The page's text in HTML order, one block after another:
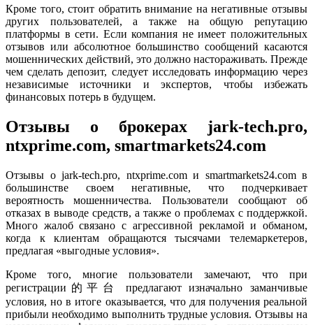
Кроме того, стоит обратить внимание на негативные отзывы
других пользователей, а также на общую репутацию
платформы в сети. Если компания не имеет положительных
отзывов или абсолютное большинство сообщений касаются
мошеннических действий, это должно настораживать. Прежде
чем сделать депозит, следует исследовать информацию через
независимые источники и экспертов, чтобы избежать
финансовых потерь в будущем.
Отзывы о брокерах jark-tech.pro,
ntxprime.com, smartmarkets24.com
Отзывы о jark-tech.pro, ntxprime.com и smartmarkets24.com в
большинстве своем негативные, что подчеркивает
вероятность мошенничества. Пользователи сообщают об
отказах в выводе средств, а также о проблемах с поддержкой.
Много жалоб связано с агрессивной рекламой и обманом,
когда к клиентам обращаются тысячами телемаркетеров,
предлагая «выгодные условия».
Кроме того, многие пользователи замечают, что при
регистрации的平台 предлагают изначально заманчивые
условия, но в итоге оказывается, что для получения реальной
прибыли необходимо выполнить трудные условия. Отзывы на